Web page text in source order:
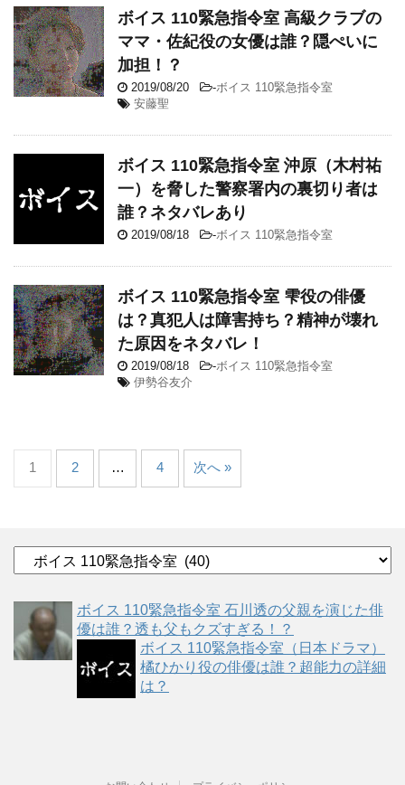
ボイス 110緊急指令室 高級クラブの
ママ・佐紀役の女優は誰？隠ぺいに
加担！？
2019/08/20 -ボイス 110緊急指令室
安藤聖
ボイス 110緊急指令室 沖原（木村祐
一）を脅した警察署内の裏切り者は
誰？ネタバレあり
2019/08/18 -ボイス 110緊急指令室
ボイス 110緊急指令室 雫役の俳優
は？真犯人は障害持ち？精神が壊れ
た原因をネタバレ！
2019/08/18 -ボイス 110緊急指令室
伊勢谷友介
1 2 … 4 次へ »
テ
ー
ボイス 110緊急指令室 石川透の父親を演じた俳
優は誰？透も父もクズすぎる！？
ボイス 110緊急指令室（日本ドラマ）
橘ひかり役の俳優は誰？超能力の詳細
は？